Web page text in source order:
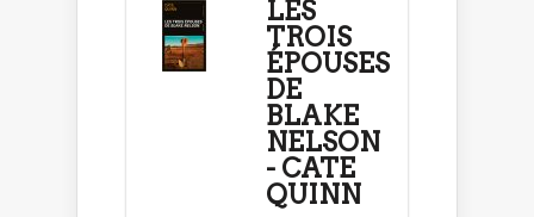
LES
TROIS
ÉPOUSES
DE
BLAKE
NELSON
- CATE
QUINN